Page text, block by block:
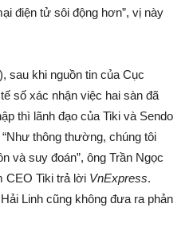
điện tử sôi động hơn”, vị này
sau khi nguồn tin của Cục
số xác nhận việc hai sàn đã
thì lãnh đạo của Tiki và Sendo
thông thường, chúng tôi
và suy đoán”, ông Trần Ngọc
CEO Tiki trả lời VnExpress.
Linh cũng không đưa ra phản